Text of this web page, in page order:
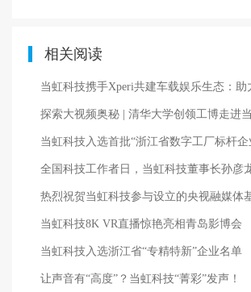
相关阅读
探索大视频奥秘 | 清华大学创领工博走进
当虹科技入选首批“浙江省数字工厂标杆企
当虹科技8K VR直播惊艳亮相青岛影博会
当虹科技入选浙江省“专精特新”企业名单
让声音有“高度”？当虹科技“菁彩”发声！